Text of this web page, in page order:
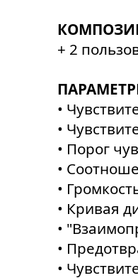
+ 2
•
•
• Порог
•
•
• Кривая
•
•
•